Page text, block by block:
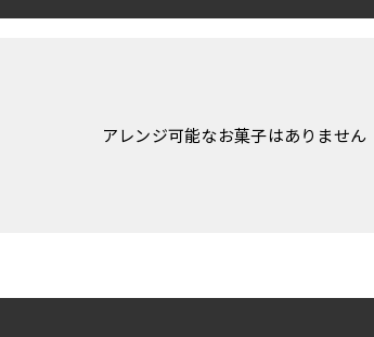
アレンジ可能なお菓子はありません